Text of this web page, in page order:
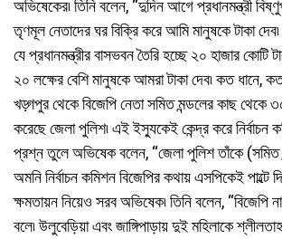
অভিষেকের৷ তিনি বলেন, “দুদিন আগে প্রধানমন্ত্রী
তৃণমূল নেতাদের ঘর বিক্রি করে আমি মানুষকে টাকা
যে প্রধানমন্ত্রীর বাসভবন তৈরি হচ্ছে ২০ হাজার কোটি
২০ লক্ষের বেশি মানুষকে আমরা টাকা দেব৷ কত ধানে,
খড়্গপুর থেকে বিজেপি নেতা সমিত মন্ডলের কাছ থেকে
করেছে জেলা পুলিশ৷ এই ইসু্যকেই কেন্দ্র করে নির্বাচন
প্রশ্ন তুলে অভিষেক বলেন, “জেলা পুলিশ তাঁকে (সমিত
অমনি নির্বাচন কমিশন বিজেপির কথায় এসপিকেই পাল্টে
ক্ষমতায়ন নিয়েও সরব অভিষেক৷ তিনি বলেন, “বিজেপি
বলে৷ উলুবেড়িয়া এবং জাঙ্গিপাড়ায় দুই মহিলাকে